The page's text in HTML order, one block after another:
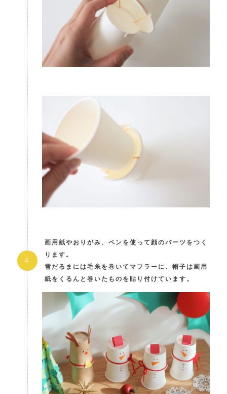
画用紙やおりがみ、ペンを使って顔のパーツをつく
ります。
雪だるまには毛糸を巻いてマフラーに、帽子は画用
紙をくるんと巻いたものを貼り付けています。